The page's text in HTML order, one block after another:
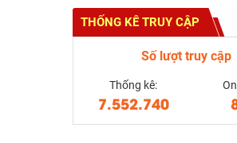
THỐNG KÊ TRUY CẬP
Số lượt truy cập
Thống kê:
7.552.740